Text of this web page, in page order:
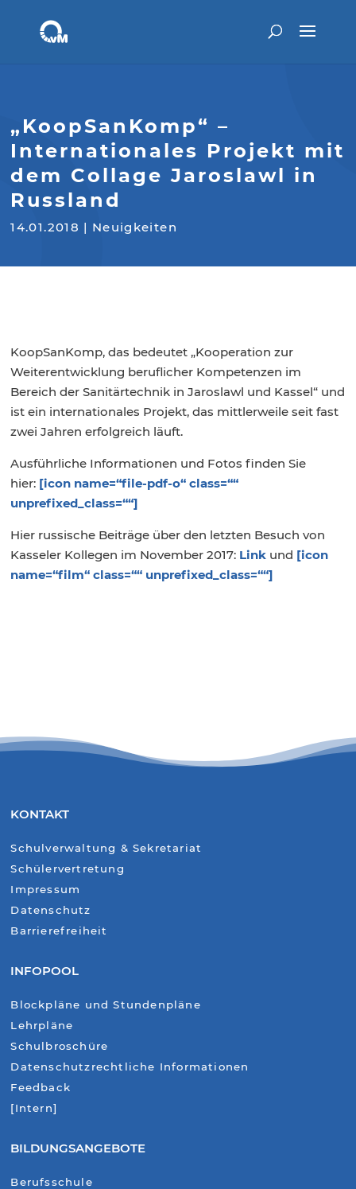
„KoopSanKomp“ –
Internationales Projekt mit
dem Collage Jaroslawl in
Russland
14.01.2018 | Neuigkeiten
KoopSanKomp, das bedeutet „Kooperation zur
Weiterentwicklung beruflicher Kompetenzen im
Bereich der Sanitärtechnik in Jaroslawl und Kassel“ und
ist ein internationales Projekt, das mittlerweile seit fast
zwei Jahren erfolgreich läuft.
Ausführliche Informationen und Fotos finden Sie
hier: [icon name=“file-pdf-o“ class=““
unprefixed_class=““]
Hier russische Beiträge über den letzten Besuch von
Kasseler Kollegen im November 2017: Link und [icon
name=“film“ class=““ unprefixed_class=““]
KONTAKT
Schulverwaltung & Sekretariat
Schülervertretung
Impressum
Datenschutz
Barrierefreiheit
INFOPOOL
Blockpläne und Stundenpläne
Lehrpläne
Schulbroschüre
Datenschutzrechtliche Informationen
Feedback
[Intern]
BILDUNGSANGEBOTE
Berufsschule